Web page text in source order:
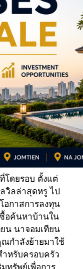
โดยรอบ ตั้งแต่
วิลล่าสุดหรู ไป
อกาสการลงทุน
ซื้อค้นหาบ้านใน
น นาจอมเทียน
ณกำลังย้ายมาใช้
ำหรับครอบครัว
ทรัพย์เพื่อการ